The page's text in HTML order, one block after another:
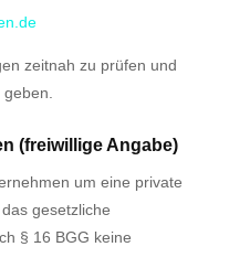
zeitnah zu prüfen und
(freiwillige Angabe)
um eine private
gesetzliche
§ 16 BGG keine